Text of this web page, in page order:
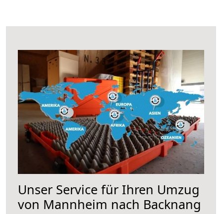
Unser Service für Ihren Umzug
von Mannheim nach Backnang